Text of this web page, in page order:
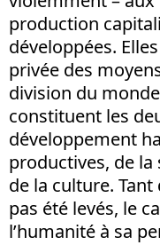
production
développées.
privée des
division du
constituent les
développement
productives, de la
de la culture. Tant
pas été levés, le
l’humanité à sa